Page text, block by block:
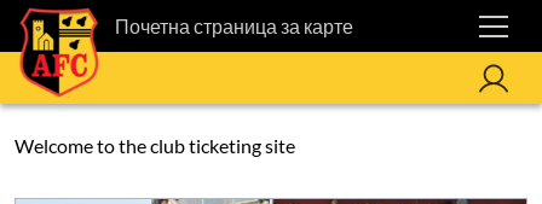
Почетна страница за карте
Welcome to the club ticketing site